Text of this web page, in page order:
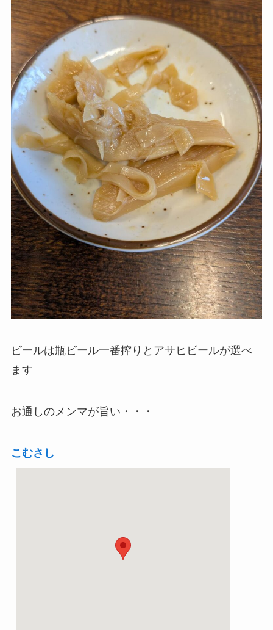
ビールは瓶ビール一番搾りとアサヒビールが選べ
ます
お通しのメンマが旨い・・・
こむさし